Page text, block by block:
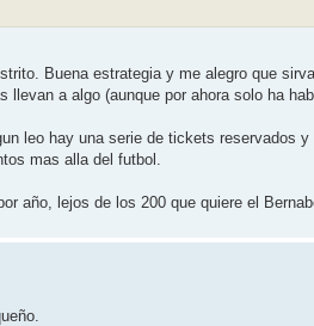
Buena estrategia y me alegro que
llevan a algo (aunque por ahora solo ha
leo hay una serie de tickets reservados
mas alla del futbol.
año, lejos de los 200 que quiere el